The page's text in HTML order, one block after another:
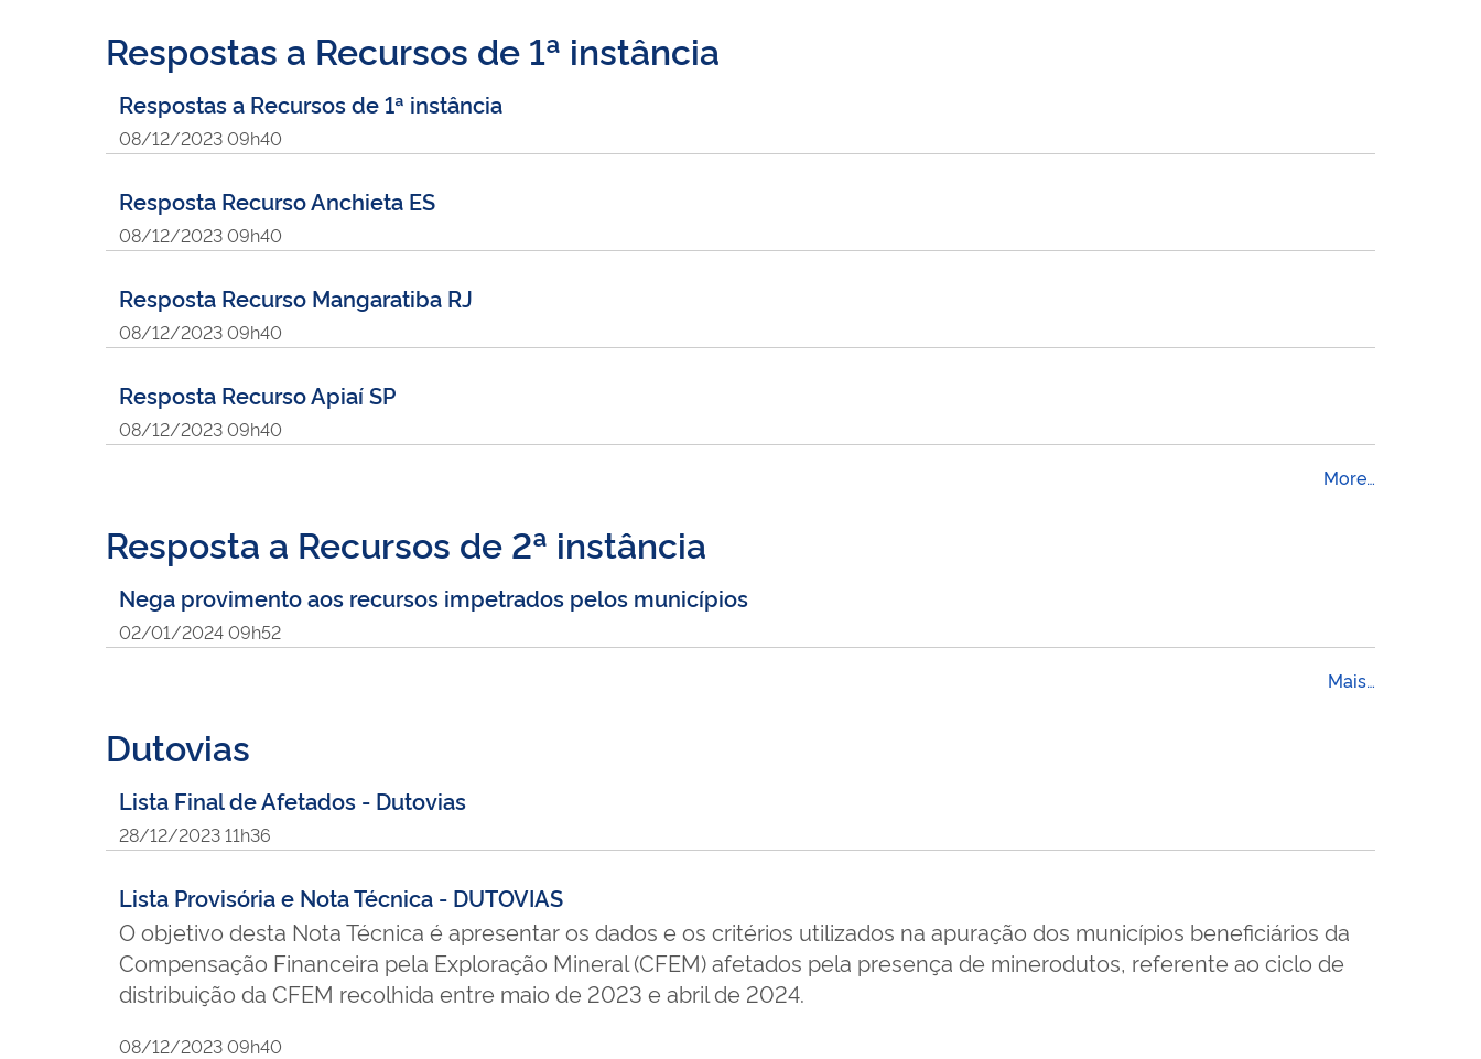
Respostas a Recursos de 1ª instância
Respostas a Recursos de 1ª instância
08/12/2023 09h40
Resposta Recurso Anchieta ES
08/12/2023 09h40
Resposta Recurso Mangaratiba RJ
08/12/2023 09h40
Resposta Recurso Apiaí SP
08/12/2023 09h40
More…
Resposta a Recursos de 2ª instância
Nega provimento aos recursos impetrados pelos municípios
02/01/2024 09h52
Mais…
Dutovias
Lista Final de Afetados - Dutovias
28/12/2023 11h36
Lista Provisória e Nota Técnica - DUTOVIAS
O objetivo desta Nota Técnica é apresentar os dados e os critérios utilizados na apuração dos municípios beneficiários da
Compensação Financeira pela Exploração Mineral (CFEM) afetados pela presença de minerodutos, referente ao ciclo de
distribuição da CFEM recolhida entre maio de 2023 e abril de 2024.
08/12/2023 09h40